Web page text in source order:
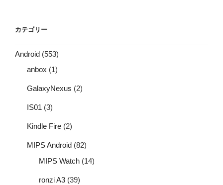
カテゴリー
Android (553)
anbox (1)
GalaxyNexus (2)
IS01 (3)
Kindle Fire (2)
MIPS Android (82)
MIPS Watch (14)
ronzi A3 (39)